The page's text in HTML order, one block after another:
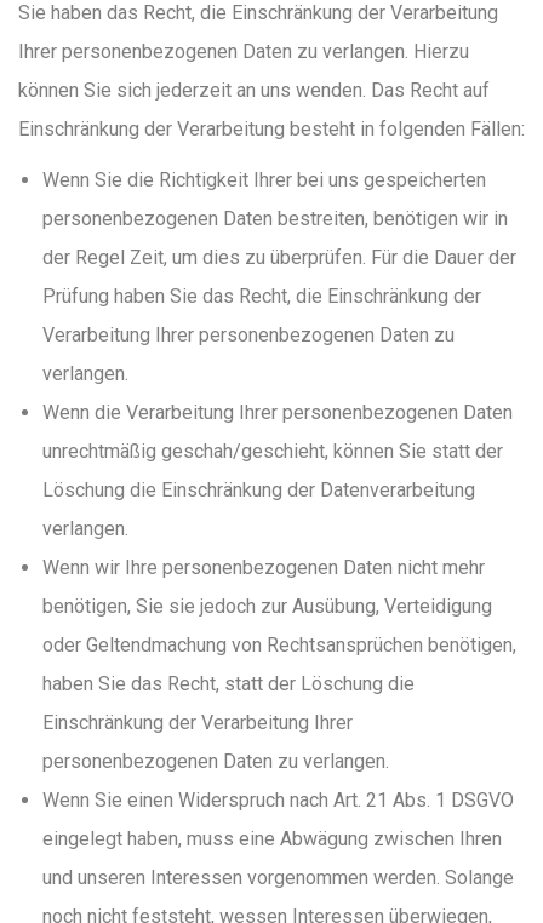
Sie haben das Recht, die Einschränkung der Verarbeitung
Ihrer personenbezogenen Daten zu verlangen. Hierzu
können Sie sich jederzeit an uns wenden. Das Recht auf
Einschränkung der Verarbeitung besteht in folgenden Fällen:
Wenn Sie die Richtigkeit Ihrer bei uns gespeicherten
personenbezogenen Daten bestreiten, benötigen wir in
der Regel Zeit, um dies zu überprüfen. Für die Dauer der
Prüfung haben Sie das Recht, die Einschränkung der
Verarbeitung Ihrer personenbezogenen Daten zu
verlangen.
Wenn die Verarbeitung Ihrer personenbezogenen Daten
unrechtmäßig geschah/geschieht, können Sie statt der
Löschung die Einschränkung der Datenverarbeitung
verlangen.
Wenn wir Ihre personenbezogenen Daten nicht mehr
benötigen, Sie sie jedoch zur Ausübung, Verteidigung
oder Geltendmachung von Rechtsansprüchen benötigen,
haben Sie das Recht, statt der Löschung die
Einschränkung der Verarbeitung Ihrer
personenbezogenen Daten zu verlangen.
Wenn Sie einen Widerspruch nach Art. 21 Abs. 1 DSGVO
eingelegt haben, muss eine Abwägung zwischen Ihren
und unseren Interessen vorgenommen werden. Solange
noch nicht feststeht, wessen Interessen überwiegen,